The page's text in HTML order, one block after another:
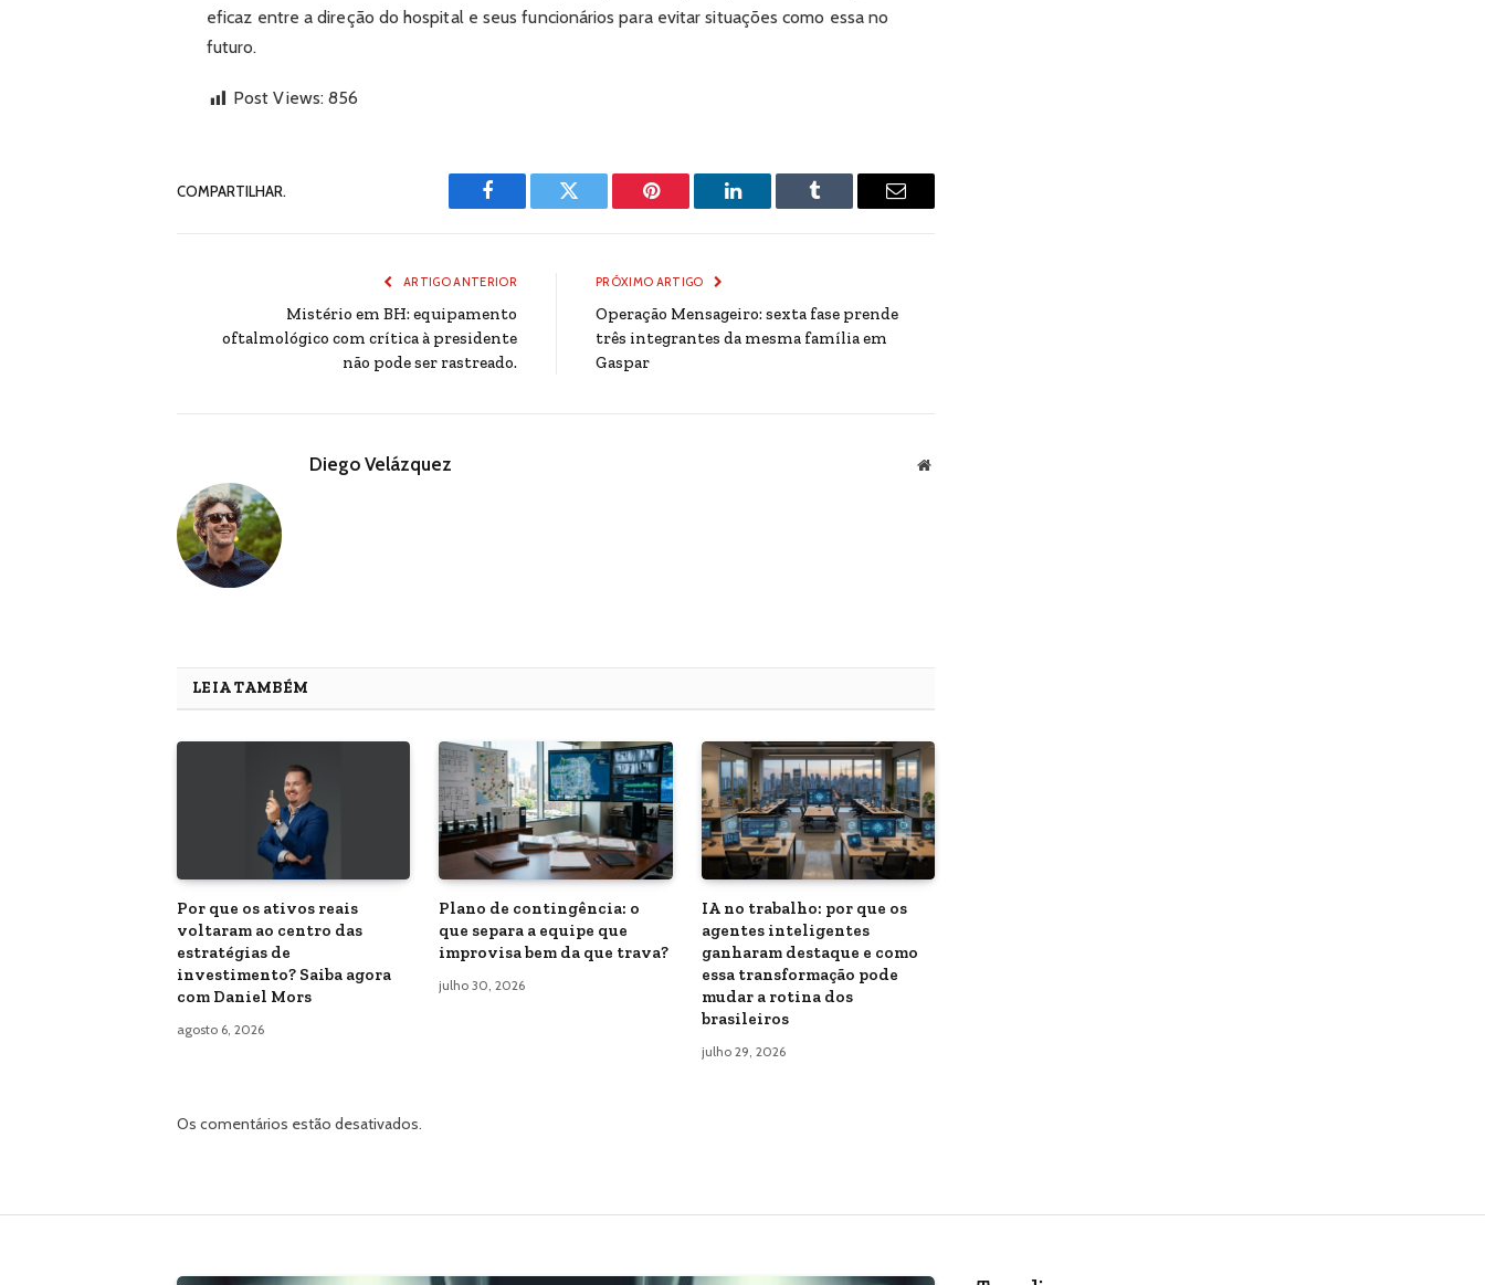
eficaz entre a direção do hospital e seus funcionários para evitar situações como essa no
futuro.
Post Views: 856
COMPARTILHAR.
Facebook Twitter Pinterest LinkedIn Tumblr Email
ARTIGO ANTERIOR
Mistério em BH: equipamento
oftalmológico com crítica à presidente
não pode ser rastreado.
PRÓXIMO ARTIGO
Operação Mensageiro: sexta fase prende
três integrantes da mesma família em
Gaspar
Diego Velázquez Website
LEIA TAMBÉM
Por que os ativos reais
voltaram ao centro das
estratégias de
investimento? Saiba agora
com Daniel Mors
agosto 6, 2026
Plano de contingência: o
que separa a equipe que
improvisa bem da que trava?
julho 30, 2026
IA no trabalho: por que os
agentes inteligentes
ganharam destaque e como
essa transformação pode
mudar a rotina dos
brasileiros
julho 29, 2026
Os comentários estão desativados.